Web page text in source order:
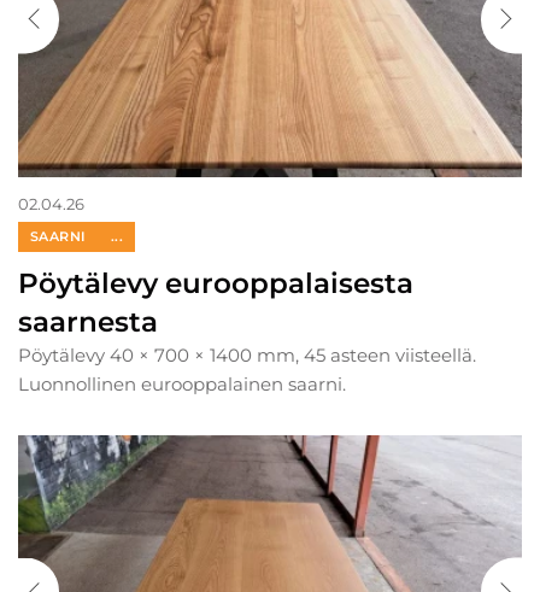
02.04.26
SAARNI ...
Pöytälevy eurooppalaisesta
saarnesta
Pöytälevy 40 × 700 × 1400 mm, 45 asteen viisteellä.
Luonnollinen eurooppalainen saarni.